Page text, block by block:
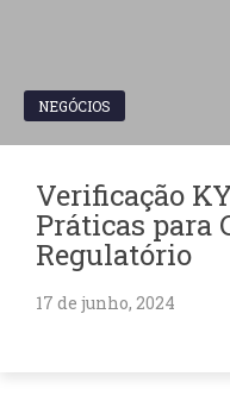
NEGÓCIOS
Verificação
Práticas para
Regulatório
17 de junho, 2024